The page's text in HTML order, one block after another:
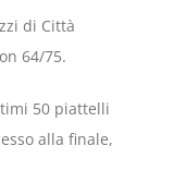
di Città
64/75.
50 piattelli
alla finale,